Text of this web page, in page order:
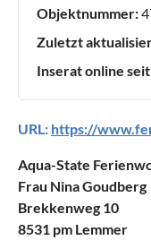
Objektnummer:
Zuletzt
Inserat online
URL: https://
Aqua-State
Frau Nina Goudberg
Brekkenweg 10
8531 pm Lemmer